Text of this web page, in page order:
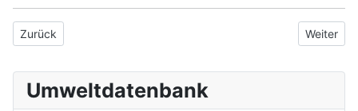
Vorheriger Beitrag: ISO 15504
Zurück Nächster
Weiter
Umweltdatenbank